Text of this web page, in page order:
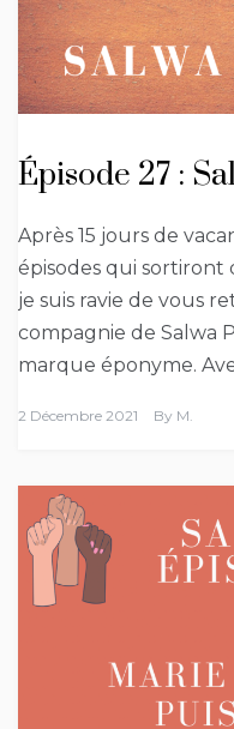
Épisode 27 :
Après 15 jours de
épisodes qui sortiront
je suis ravie de vous
compagnie de Salwa
marque éponyme.
2 Décembre 2021 By M.